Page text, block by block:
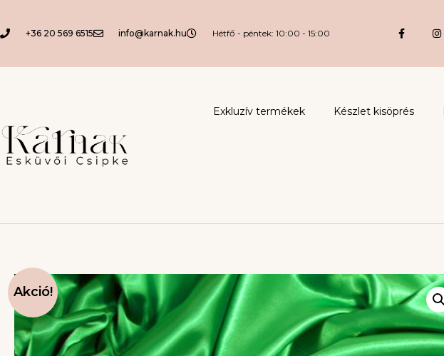
+36 20 569 6515 info@karnak.hu Hétfő - péntek: 10:00 - 15:00
Exkluzív termékek Készlet kisöprés
Akció!